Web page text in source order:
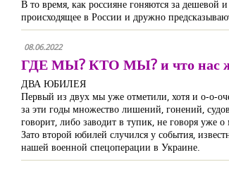
В то время, как россияне гоняются за
происходящее в России и дружно
08.06.2022
ГДЕ МЫ? КТО МЫ? и что нас
ДВА ЮБИЛЕЯ
Первый из двух мы уже отметили, хотя и о-о-
за эти годы множество лишений, гонений,
говорит, либо заводит в тупик, не говоря уже
Зато второй юбилей случился у события,
нашей военной спецоперации в Украине.